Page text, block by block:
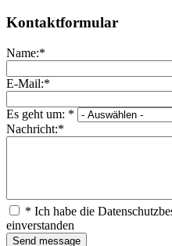
Kontaktformular
Name:*
E-Mail:*
Es geht um: *
Nachricht:*
* Ich habe die
einverstanden